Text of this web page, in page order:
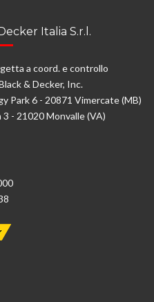
Italia S.r.l.
a coord. e controllo
& Decker, Inc.
Park 6 - 20871 Vimercate (MB)
- 21020 Monvalle (VA)